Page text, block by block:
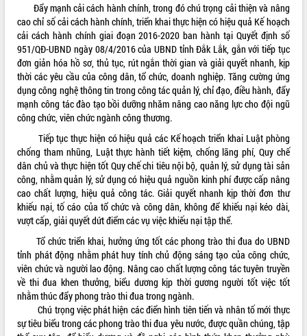
Không có file video nào để phát.
ALBUM ẢNH
LIÊN KẾT WEB
THỐNG KÊ TRUY CẬP
Hôm nay: 38932
Tất cả: 66084255
Đẩy mạnh cải cách hành chính, trong đó chú trọng cải thiện và nâng
cao chỉ số cải cách hành chính, triển khai thực hiện có hiệu quả Kế hoạch
cải cách hành chính giai đoạn 2016-2020 ban hành tại Quyết định số
951/QĐ-UBND ngày 08/4/2016 của UBND tỉnh Đắk Lắk, gắn với tiếp tục
đơn giản hóa hồ sơ, thủ tục, rút ngắn thời gian và giải quyết nhanh, kịp
thời các yêu cầu của công dân, tổ chức, doanh nghiệp. Tăng cường ứng
dụng công nghệ thông tin trong công tác quản lý, chỉ đạo, điều hành, đẩy
mạnh công tác đào tạo bồi dưỡng nhăm nâng cao năng lực cho đội ngũ
công chức, viên chức ngành công thương.
Tiếp tục thực hiện có hiệu quả các Kế hoạch triển khai Luật phòng
chống tham nhũng, Luật thực hành tiết kiệm, chống lãng phí, Quy chế
dân chủ và thực hiện tốt Quy chế chi tiêu nội bộ, quản lý, sử dụng tài sản
công, nhằm quản lý, sử dụng có hiệu quả nguồn kinh phí được cấp nâng
cao chất lượng, hiệu quả công tác. Giải quyết nhanh kịp thời đơn thư
khiếu nại, tố cáo của tổ chức và công dân, không để khiếu nại kéo dài,
vượt cấp, giải quyết dứt điểm các vụ việc khiếu nại tập thể.
Tổ chức triển khai, hưởng ứng tốt các phong trào thi đua do UBND
tỉnh phát động nhằm phát huy tính chủ động sáng tạo của công chức,
viên chức và người lao động. Nâng cao chất lượng công tác tuyên truyền
về thi đua khen thưởng, biểu dương kịp thời gương người tốt việc tốt
nhằm thúc đẩy phong trào thi đua trong ngành.
Chú trọng việc phát hiện các điển hình tiên tiến và nhân tố mới thực
sự tiêu biểu trong các phong trào thi đua yêu nước, được quần chúng, tập